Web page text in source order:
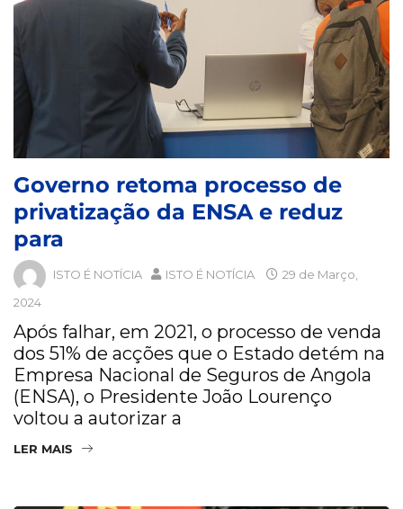
Governo retoma processo de
privatização da ENSA e reduz
para
ISTO É NOTÍCIA ISTO É NOTÍCIA
29 de Março,
2024
Após falhar, em 2021, o processo de venda
dos 51% de acções que o Estado detém na
Empresa Nacional de Seguros de Angola
(ENSA), o Presidente João Lourenço
voltou a autorizar a
LER MAIS